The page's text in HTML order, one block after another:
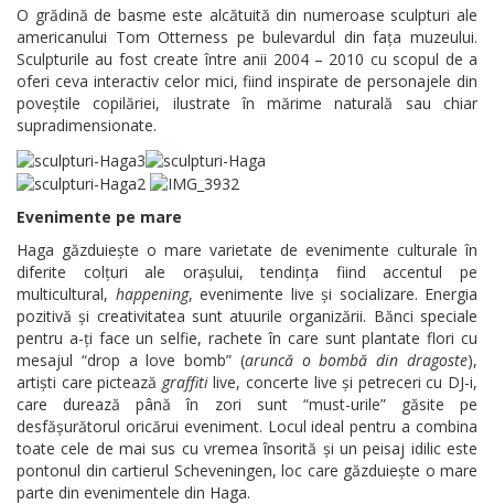
O grădină de basme este alcătuită din numeroase sculpturi ale
americanului Tom Otterness pe bulevardul din fața muzeului.
Sculpturile au fost create între anii 2004 – 2010 cu scopul de a
oferi ceva interactiv celor mici, fiind inspirate de personajele din
poveștile copilăriei, ilustrate în mărime naturală sau chiar
supradimensionate.
Evenimente pe mare
Haga găzduiește o mare varietate de evenimente culturale în
diferite colțuri ale orașului, tendința fiind accentul pe
multicultural, happening, evenimente live și socializare. Energia
pozitivă și creativitatea sunt atuurile organizării. Bănci speciale
pentru a-ți face un selfie, rachete în care sunt plantate flori cu
mesajul “drop a love bomb” (aruncă o bombă din dragoste),
artiști care pictează graffitilive, concerte live și petreceri cu DJ-i,
care durează până în zori sunt “must-urile” găsite pe
desfășurătorul oricărui eveniment. Locul ideal pentru a combina
toate cele de mai sus cu vremea însorită și un peisaj idilic este
pontonul din cartierul Scheveningen, loc care găzduiește o mare
parte din evenimentele din Haga.